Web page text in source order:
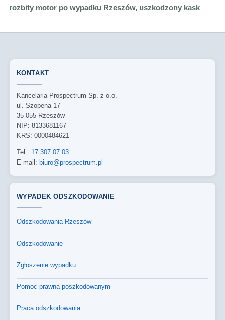
rozbity motor po wypadku Rzeszów, uszkodzony kask
KONTAKT
Kancelaria Prospectrum Sp. z o.o.
ul. Szopena 17
35-055 Rzeszów
NIP: 8133681167
KRS: 0000484621
Tel.: 17 307 07 03
E-mail: biuro@prospectrum.pl
WYPADEK ODSZKODOWANIE
Odszkodowania Rzeszów
Odszkodowanie
Zgłoszenie wypadku
Pomoc prawna poszkodowanym
Praca odszkodowania